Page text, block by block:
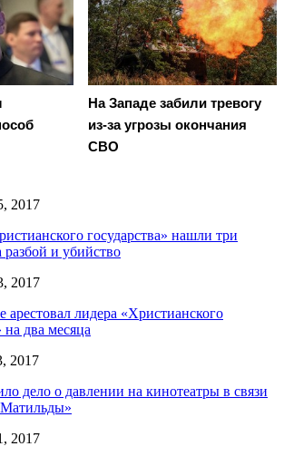
На Западе забили тревогу
из-за угрозы окончания
СВО
2017
государства» нашли три
разбой и убийство
2017
арестовал лидера «Христианского
на два месяца
2017
дело о давлении на кинотеатры в связи
2017